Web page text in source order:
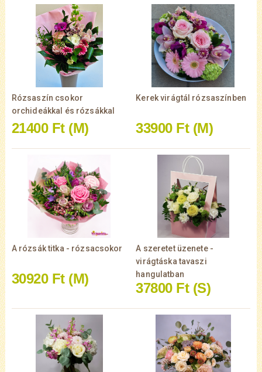
Rózsaszín csokor
orchideákkal és rózsákkal
21400 Ft (M)
Kerek virágtál rózsaszínben
33900 Ft (M)
A rózsák titka - rózsacsokor
30920 Ft (M)
A szeretet üzenete -
virágtáska tavaszi
hangulatban
37800 Ft (S)